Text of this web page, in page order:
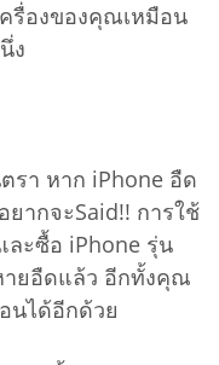
ครื่องของคุณเหมือน
ง
รา หาก iPhone อืด
ยากจะSaid!! การใช้
ะซื้อ iPhone รุ่น
ายอืดแล้ว อีกทั้งคุณ
นได้อีกด้วย